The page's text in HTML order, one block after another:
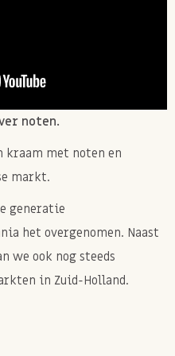
te helpen op peil te
of wanneer je spieren
of snijden. Neem
bent met je work-
je thuiskomst want
gegaan in je spieren
noten.
kraam met noten en
markt.
generatie
het overgenomen. Naast
we ook nog steeds
in Zuid-Holland.